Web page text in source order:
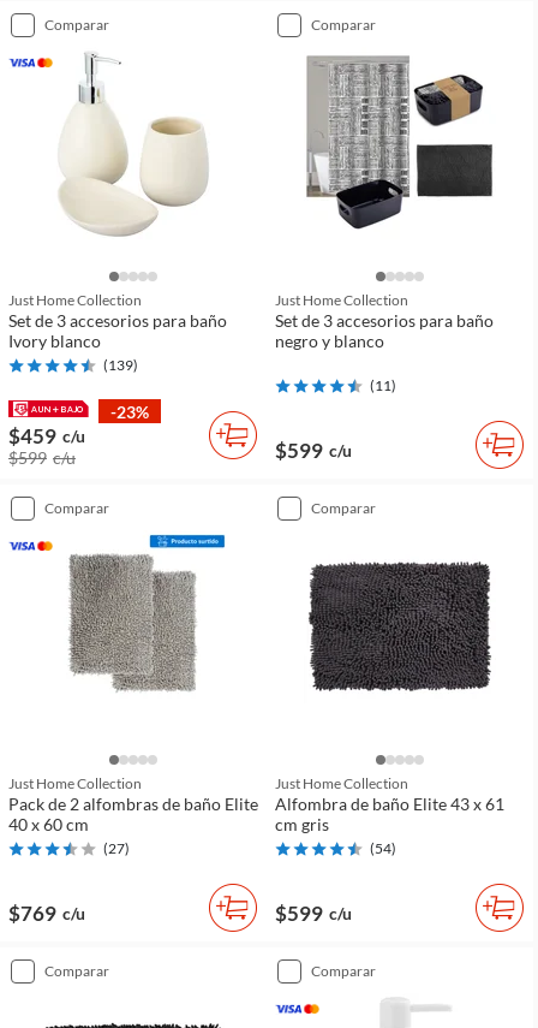
comparar
Just Home Collection
Set de 3 accesorios para baño
Ivory blanco
(139)
-23%
$459 c/u
$599 c/u
comparar
Just Home Collection
Set de 3 accesorios para baño
negro y blanco
(11)
$599 c/u
comparar
Just Home Collection
Pack de 2 alfombras de baño Elite
40 x 60 cm
(27)
$769 c/u
comparar
Just Home Collection
Alfombra de baño Elite 43 x 61
cm gris
(54)
$599 c/u
comparar comparar